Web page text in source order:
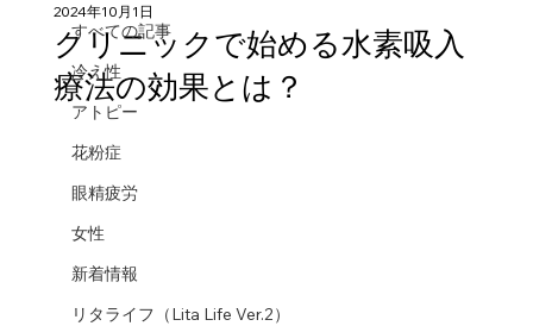
すべての記事
冷え性
アトピー
花粉症
眼精疲労
女性
新着情報
リタライフ（Lita Life Ver.2）
クリニックで始める水素吸入
療法の効果とは？
2024年10月1日